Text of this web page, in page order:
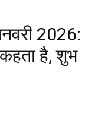
2026:
है, शुभ